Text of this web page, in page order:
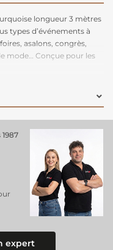
longueur 3 mètres
types d’événements à
asalons, congrès,
mode… Conçue pour les
légère à manipuler,
en bord à bord ou
est la priorité
recyclage total après
expert